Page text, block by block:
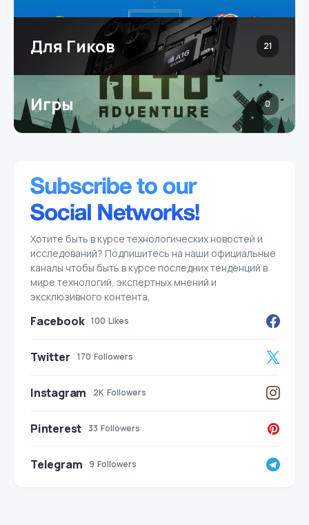
Для Гиков 21
Игры 0
Хотите быть в курсе технологических новостей и
исследований? Подпишитесь на наши официальные
каналы чтобы быть в курсе последних тенденций в
мире технологий, экспертных мнений и
эксклюзивного контента.
Facebook 100 Likes
Twitter 170 Followers
Instagram 2K Followers
Pinterest 33 Followers
Telegram 9 Followers